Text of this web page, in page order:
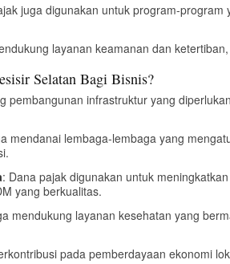
juga digunakan untuk program-
layanan keamanan dan
Selatan Bagi Bisnis?
pembangunan infrastruktur yang
mendanai lembaga-lembaga yang
: Dana pajak digunakan untuk
yang berkualitas.
mendukung layanan kesehatan yang
pada pemberdayaan ekonomi